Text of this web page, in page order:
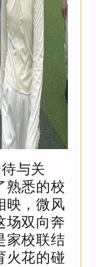
与关
熟悉的校
映，微风
场双向奔
家校联结
火花的碰